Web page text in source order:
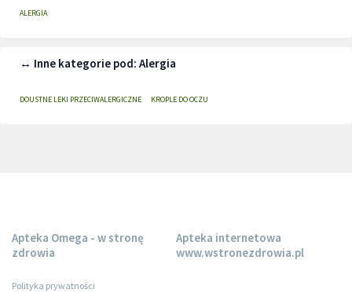
ALERGIA
↔ Inne kategorie pod: Alergia
DOUSTNE LEKI PRZECIWALERGICZNE KROPLE DO OCZU
Apteka Omega - w stronę
zdrowia
Polityka prywatności
Apteka internetowa
www.wstronezdrowia.pl